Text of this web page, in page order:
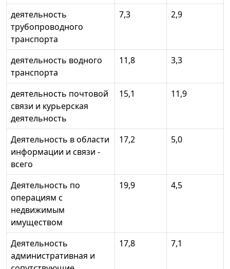
деятельность
трубопроводного
транспорта
7,3 2,9
деятельность водного
транспорта
11,8 3,3
деятельность почтовой
связи и курьерская
деятельность
15,1 11,9
Деятельность в области
информации и связи -
всего
17,2 5,0
Деятельность по
операциям с
недвижимым
имуществом
19,9 4,5
Деятельность
административная и
17,8 7,1